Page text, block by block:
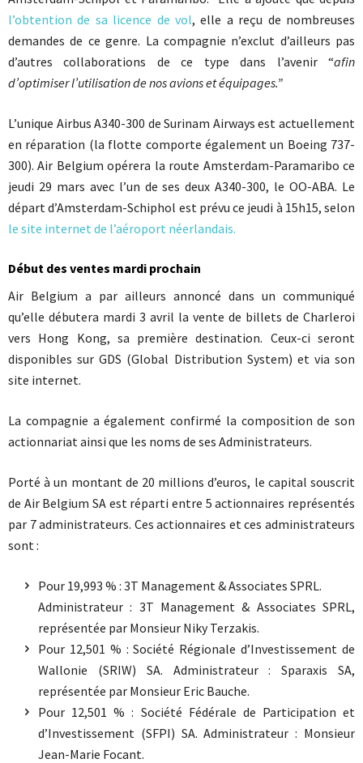
l’obtention de sa licence de vol, elle a reçu de nombreuses
demandes de ce genre. La compagnie n’exclut d’ailleurs pas
d’autres collaborations de ce type dans l’avenir “afin
d’optimiser l’utilisation de nos avions et équipages.”
L’unique Airbus A340-300 de Surinam Airways est actuellement
en réparation (la flotte comporte également un Boeing 737-
300). Air Belgium opérera la route Amsterdam-Paramaribo ce
jeudi 29 mars avec l’un de ses deux A340-300, le OO-ABA. Le
départ d’Amsterdam-Schiphol est prévu ce jeudi à 15h15, selon
le site internet de l’aéroport néerlandais.
Début des ventes mardi prochain
Air Belgium a par ailleurs annoncé dans un communiqué
qu’elle débutera mardi 3 avril la vente de billets de Charleroi
vers Hong Kong, sa première destination. Ceux-ci seront
disponibles sur GDS (Global Distribution System) et via son
site internet.
La compagnie a également confirmé la composition de son
actionnariat ainsi que les noms de ses Administrateurs.
Porté à un montant de 20 millions d’euros, le capital souscrit
de Air Belgium SA est réparti entre 5 actionnaires représentés
par 7 administrateurs. Ces actionnaires et ces administrateurs
sont :
Pour 19,993 % : 3T Management & Associates SPRL.
Administrateur : 3T Management & Associates SPRL,
représentée par Monsieur Niky Terzakis.
Pour 12,501 % : Société Régionale d’Investissement de
Wallonie (SRIW) SA. Administrateur : Sparaxis SA,
représentée par Monsieur Eric Bauche.
Pour 12,501 % : Société Fédérale de Participation et
d’Investissement (SFPI) SA. Administrateur : Monsieur
Jean-Marie Focant.